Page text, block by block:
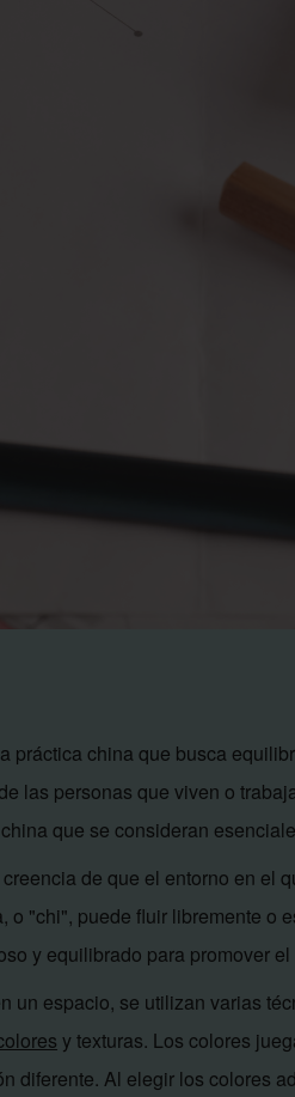
práctica china que busca
las personas que viven o
que se consideran
de que el entorno en el
o "chi", puede fluir libremente o
y equilibrado para promover
un espacio, se utilizan varias
y texturas. Los colores
diferente. Al elegir los colores